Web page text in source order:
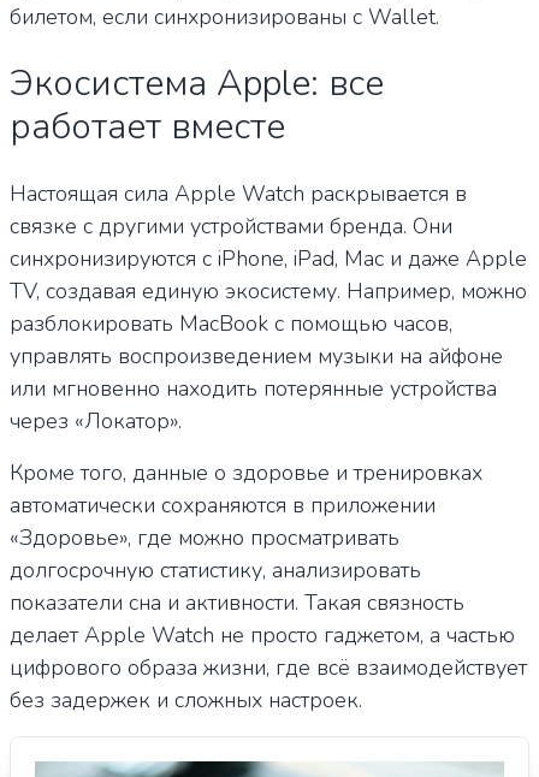
билетом, если синхронизированы с Wallet.
Экосистема Apple: все
работает вместе
Настоящая сила Apple Watch раскрывается в
связке с другими устройствами бренда. Они
синхронизируются с iPhone, iPad, Mac и даже Apple
TV, создавая единую экосистему. Например, можно
разблокировать MacBook с помощью часов,
управлять воспроизведением музыки на айфоне
или мгновенно находить потерянные устройства
через «Локатор».
Кроме того, данные о здоровье и тренировках
автоматически сохраняются в приложении
«Здоровье», где можно просматривать
долгосрочную статистику, анализировать
показатели сна и активности. Такая связность
делает Apple Watch не просто гаджетом, а частью
цифрового образа жизни, где всё взаимодействует
без задержек и сложных настроек.